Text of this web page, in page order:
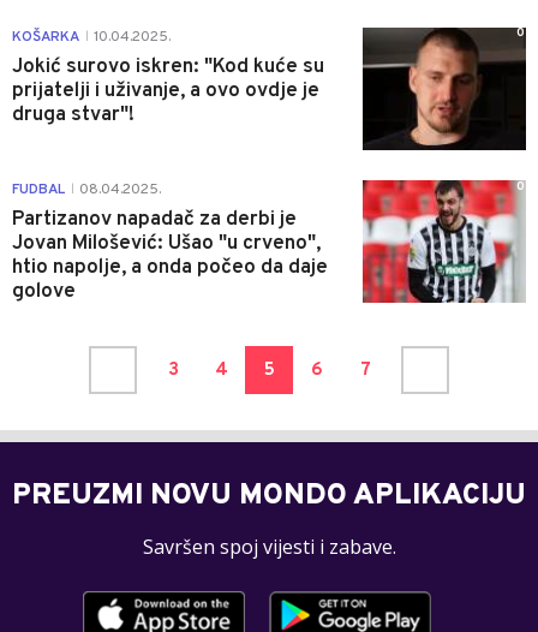
KOŠARKA 10.04.2025.
Jokić surovo iskren: "Kod kuće su
prijatelji i uživanje, a ovo ovdje je
druga stvar"!
0
FUDBAL 08.04.2025.
Partizanov napadač za derbi je
Jovan Milošević: Ušao "u crveno",
htio napolje, a onda počeo da daje
golove
0
3 4 5 6 7
PREUZMI NOVU MONDO APLIKACIJU
Savršen spoj vijesti i zabave.